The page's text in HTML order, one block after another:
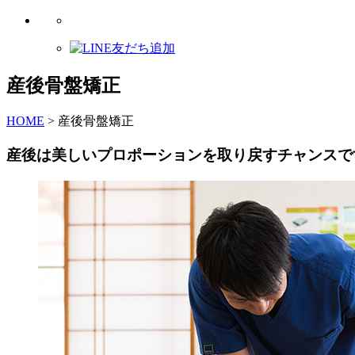
産後骨盤矯正
HOME > 産後骨盤矯正
産後は美しいプロポーションを取り戻すチャンス